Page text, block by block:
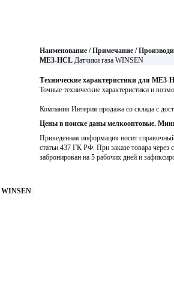
Наименование / Примечание /
ME3-HCL Датчики газа WINSEN
Технические характеристики для ME3-
Точные технические характеристики и
Компания Интерия продажа со склада с
Цены в поиске даны мелкооптовые.
Приведенная информация носит
статьи 437 ГК РФ. При заказе товара через
забронирован на 5 рабочих дней и
WINSEN: